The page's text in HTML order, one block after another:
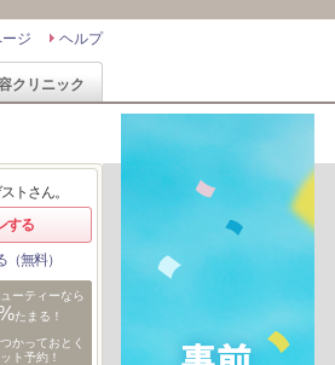
ヘルプ
ジ
クリニック
トさん。
する
無料）
ーティーなら
たまる！
かっておとく
ト予約！